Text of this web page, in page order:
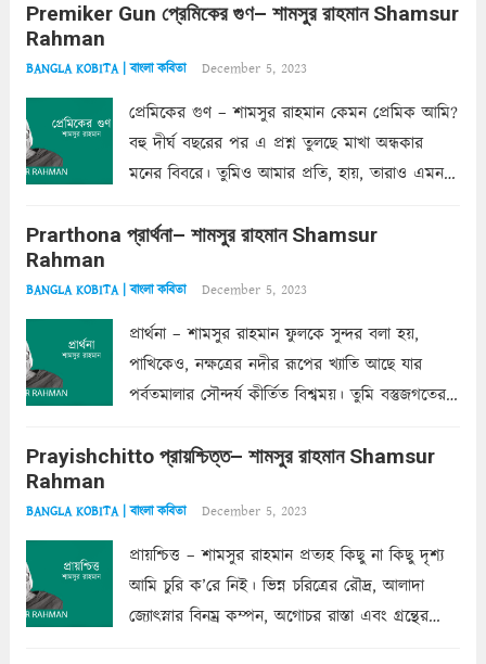
কোথাও কি এরকম ছায়া দেয় ক্লান্তির প্রহরে? মুছে
Premiker Gun প্রেমিকের গুণ– শামসুর রাহমান Shamsur
Rahman
BANGLA KOBITA | বাংলা কবিতা December 5, 2023
প্রেমিকের গুণ – শামসুর রাহমান কেমন প্রেমিক আমি?
বহু দীর্ঘ বছরের পর এ প্রশ্ন তুলছে মাখা অন্ধকার
মনের বিবরে। তুমিও আমার প্রতি, হায়, তারাও এমন
একান্ত জরুরি- নইলে একটি দেয়াল নিমেষেই ভীষণ
Prarthona প্রার্থনা– শামসুর রাহমান Shamsur
Rahman
BANGLA KOBITA | বাংলা কবিতা December 5, 2023
প্রার্থনা – শামসুর রাহমান ফুলকে সুন্দর বলা হয়,
পাখিকেও, নক্ষত্রের নদীর রূপের খ্যাতি আছে যার
পর্বতমালার সৌন্দর্য কীর্তিত বিশ্বময়। তুমি বস্তুজগতের
তার সুষমায় পার্থক্য অনেক। তোমাকে সুন্দরী বলা চলে,
Prayishchitto প্রায়শ্চিত্ত– শামসুর রাহমান Shamsur
Rahman
BANGLA KOBITA | বাংলা কবিতা December 5, 2023
প্রায়শ্চিত্ত – শামসুর রাহমান প্রত্যহ কিছু না কিছু দৃশ্য
আমি চুরি ক’রে নিই। ভিন্ন চরিত্রের রৌদ্র, আলাদা
জ্যোৎস্নার বিনম্র কম্পন, অগোচর রাস্তা এবং গ্রন্থের